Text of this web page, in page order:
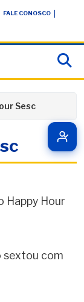
FALE CONOSCO
Sesc
Happy Hour
sextou com